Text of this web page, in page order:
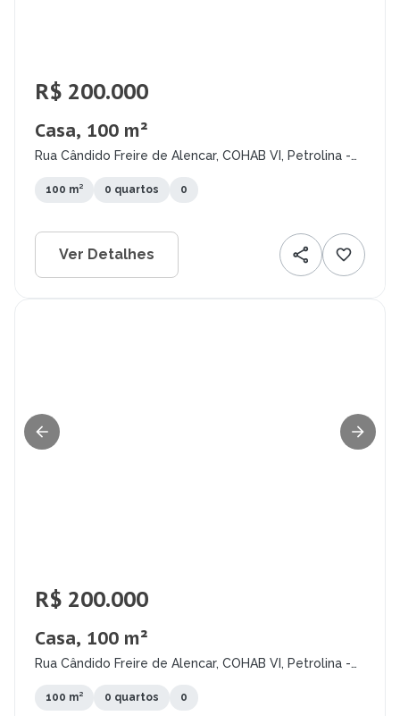
R$ 200.000
Casa, 100 m²
Rua Cândido Freire de Alencar, COHAB VI, Petrolina -
100 m² 0 quartos 0
Ver Detalhes
R$ 200.000
Casa, 100 m²
Rua Cândido Freire de Alencar, COHAB VI, Petrolina -
100 m² 0 quartos 0